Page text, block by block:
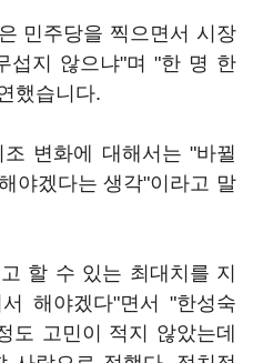
민주당을 찍으면서 시장
섭지 않으냐"며 "한 명 한
했습니다.
변화에 대해서는 "바뀔
야겠다는 생각"이라고 말
할 수 있는 최대치를 지
해야겠다"면서 "한성숙
도 고민이 적지 않았는데